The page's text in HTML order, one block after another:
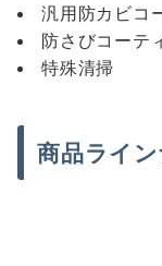
汎用防カビコ
防さびコーテ
特殊清掃
商品ライ